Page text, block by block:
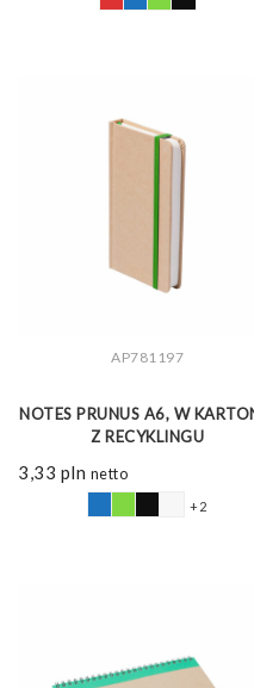
ZOBACZ WIĘCEJ
AP781197
NOTES PRUNUS A6, W
Z RECYKLINGU
3,33 pln netto
+2